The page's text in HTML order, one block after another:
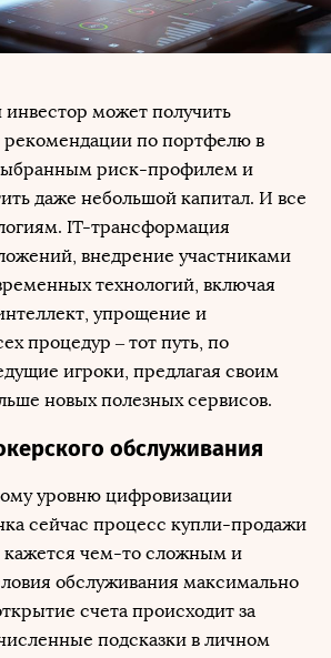
инвестор может получить
рекомендации по портфелю в
риск-профилем и
даже небольшой капитал. И все
IT-трансформация
внедрение участниками
технологий, включая
упрощение и
процедур ‒ тот путь, по
игроки, предлагая своим
новых полезных сервисов.
обслуживания
уровню цифровизации
сейчас процесс купли-продажи
кажется чем-то сложным и
обслуживания максимально
счета происходит за
подсказки в личном